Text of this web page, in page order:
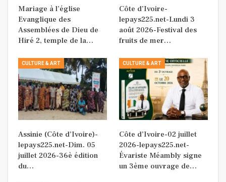
Mariage à l’église
Evanglique des
Assemblées de Dieu de
Hiré 2, temple de la…
Côte d’Ivoire-
lepays225.net-Lundi 3
août 2026-Festival des
fruits de mer…
CULTURE & ART
Assinie (Côte d’Ivoire)-
lepays225.net-Dim. 05
juillet 2026-36è édition
du…
CULTURE & ART
Côte d’Ivoire-02 juillet
2026-lepays225.net-
Évariste Méambly signe
un 3ème ouvrage de…